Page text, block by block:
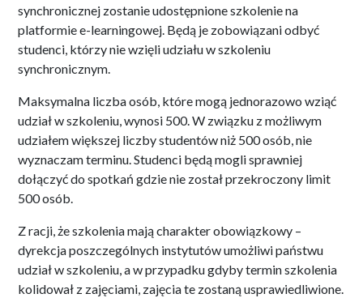
synchronicznej zostanie udostępnione szkolenie na
platformie e-learningowej. Będą je zobowiązani odbyć
studenci, którzy nie wzięli udziału w szkoleniu
synchronicznym.
Maksymalna liczba osób, które mogą jednorazowo wziąć
udział w szkoleniu, wynosi 500. W związku z możliwym
udziałem większej liczby studentów niż 500 osób, nie
wyznaczam terminu. Studenci będą mogli sprawniej
dołączyć do spotkań gdzie nie został przekroczony limit
500 osób.
Z racji, że szkolenia mają charakter obowiązkowy –
dyrekcja poszczególnych instytutów umożliwi państwu
udział w szkoleniu, a w przypadku gdyby termin szkolenia
kolidował z zajęciami, zajęcia te zostaną usprawiedliwione.